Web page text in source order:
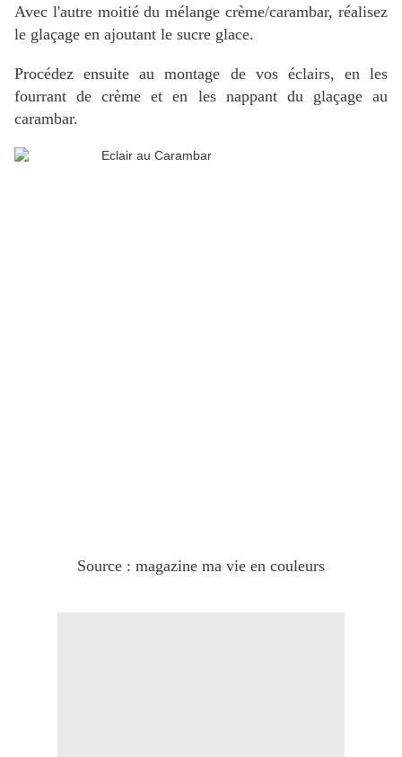
Avec l'autre moitié du mélange crème/carambar, réalisez
le glaçage en ajoutant le sucre glace.
Procédez ensuite au montage de vos éclairs, en les
fourrant de crème et en les nappant du glaçage au
carambar.
Source : magazine ma vie en couleurs